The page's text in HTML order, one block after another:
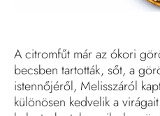
A citromfűt már az ókori
becsben tartották, sőt, a
istennőjéről, Melisszáról
különösen kedvelik a